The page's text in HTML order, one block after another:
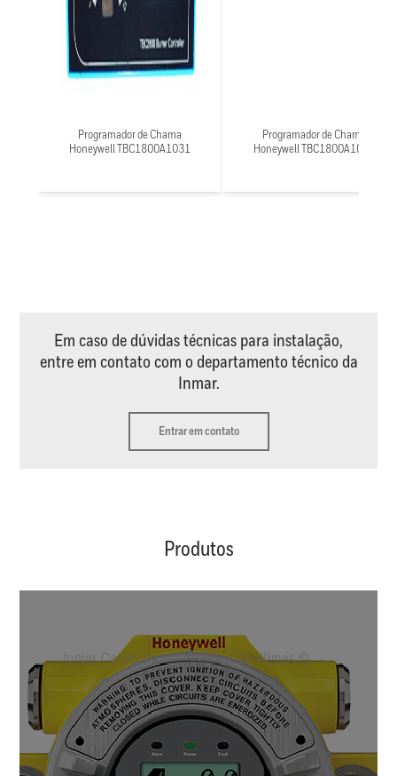
Programador de Chama
Honeywell TBC1800A1031
Programador de Chama
Honeywell TBC1800A1021
Em caso de dúvidas técnicas para instalação,
entre em contato com o departamento técnico da
Inmar.
Entrar em contato
Produtos